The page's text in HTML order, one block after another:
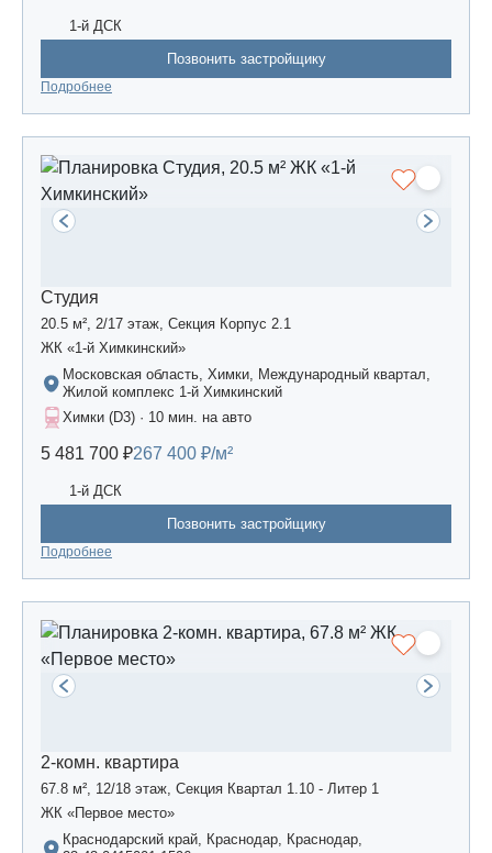
1-й ДСК
Позвонить застройщику
Подробнее
Студия
20.5 м², 2/17 этаж, Секция Корпус 2.1
ЖК «1-й Химкинский»
Московская область, Химки, Международный квартал,
Жилой комплекс 1-й Химкинский
Химки (D3) · 10 мин. на авто
5 481 700 ₽267 400 ₽/м²
1-й ДСК
Позвонить застройщику
Подробнее
2-комн. квартира
67.8 м², 12/18 этаж, Секция Квартал 1.10 - Литер 1
ЖК «Первое место»
Краснодарский край, Краснодар, Краснодар,